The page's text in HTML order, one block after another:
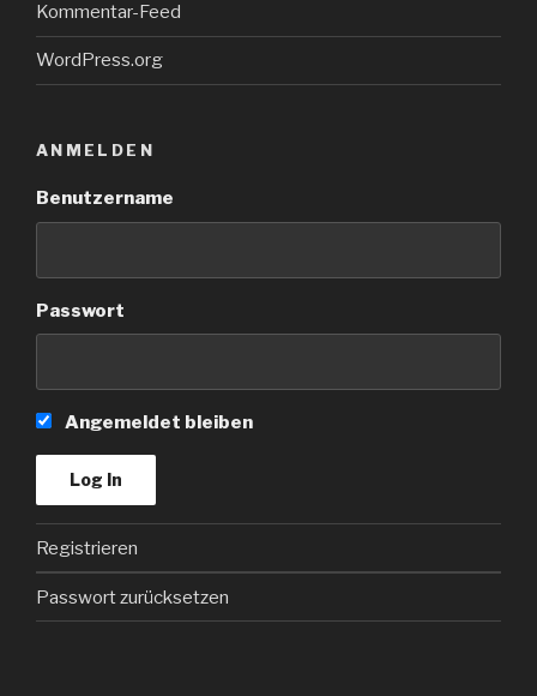
Kommentar-Feed
WordPress.org
ANMELDEN
Benutzername
Passwort
Angemeldet bleiben
Registrieren
Passwort zurücksetzen